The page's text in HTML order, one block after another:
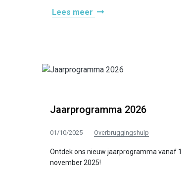
Lees meer
Jaarprogramma 2026
01/10/2025 Overbruggingshulp
Ontdek ons nieuw jaarprogramma vanaf 1
november 2025!